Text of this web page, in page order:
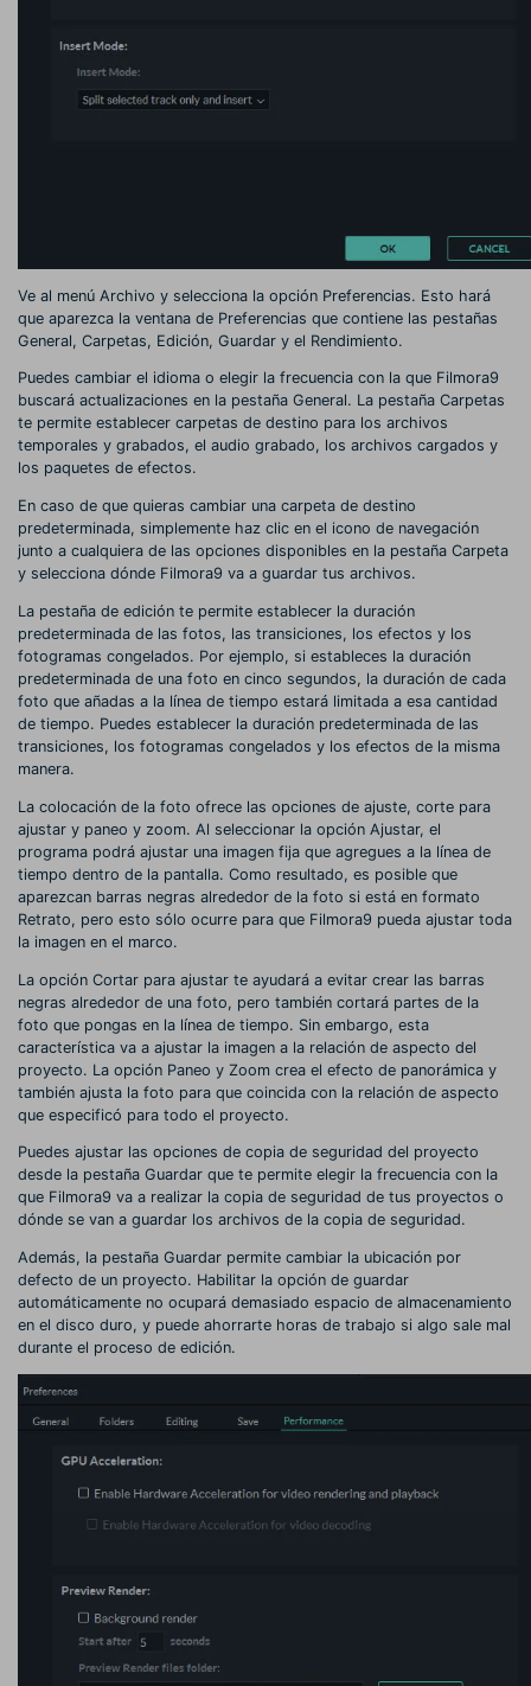
Ve al menú Archivo y selecciona la opción Preferencias. Esto hará
que aparezca la ventana de Preferencias que contiene las pestañas
General, Carpetas, Edición, Guardar y el Rendimiento.
Puedes cambiar el idioma o elegir la frecuencia con la que Filmora9
buscará actualizaciones en la pestaña General. La pestaña Carpetas
te permite establecer carpetas de destino para los archivos
temporales y grabados, el audio grabado, los archivos cargados y
los paquetes de efectos.
En caso de que quieras cambiar una carpeta de destino
predeterminada, simplemente haz clic en el icono de navegación
junto a cualquiera de las opciones disponibles en la pestaña Carpeta
y selecciona dónde Filmora9 va a guardar tus archivos.
La pestaña de edición te permite establecer la duración
predeterminada de las fotos, las transiciones, los efectos y los
fotogramas congelados. Por ejemplo, si estableces la duración
predeterminada de una foto en cinco segundos, la duración de cada
foto que añadas a la línea de tiempo estará limitada a esa cantidad
de tiempo. Puedes establecer la duración predeterminada de las
transiciones, los fotogramas congelados y los efectos de la misma
manera.
La colocación de la foto ofrece las opciones de ajuste, corte para
ajustar y paneo y zoom. Al seleccionar la opción Ajustar, el
programa podrá ajustar una imagen fija que agregues a la línea de
tiempo dentro de la pantalla. Como resultado, es posible que
aparezcan barras negras alrededor de la foto si está en formato
Retrato, pero esto sólo ocurre para que Filmora9 pueda ajustar toda
la imagen en el marco.
La opción Cortar para ajustar te ayudará a evitar crear las barras
negras alrededor de una foto, pero también cortará partes de la
foto que pongas en la línea de tiempo. Sin embargo, esta
característica va a ajustar la imagen a la relación de aspecto del
proyecto. La opción Paneo y Zoom crea el efecto de panorámica y
también ajusta la foto para que coincida con la relación de aspecto
que especificó para todo el proyecto.
Puedes ajustar las opciones de copia de seguridad del proyecto
desde la pestaña Guardar que te permite elegir la frecuencia con la
que Filmora9 va a realizar la copia de seguridad de tus proyectos o
dónde se van a guardar los archivos de la copia de seguridad.
Además, la pestaña Guardar permite cambiar la ubicación por
defecto de un proyecto. Habilitar la opción de guardar
automáticamente no ocupará demasiado espacio de almacenamiento
en el disco duro, y puede ahorrarte horas de trabajo si algo sale mal
durante el proceso de edición.